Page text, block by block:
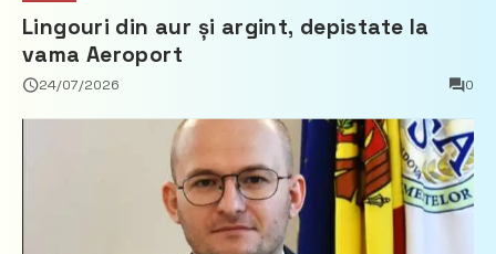
Lingouri din aur și argint, depistate la
vama Aeroport
24/07/2026 0